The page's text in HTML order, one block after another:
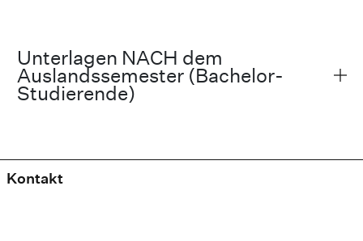
Unterlagen NACH dem
Auslandssemester (Bachelor-
Studierende)
Kontakt